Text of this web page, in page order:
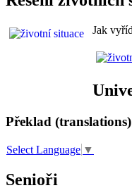
Jak
Překlad (translations)
Select Language ▼
Senioři